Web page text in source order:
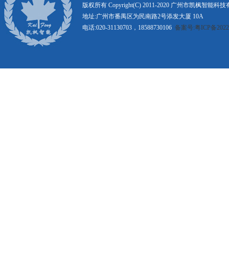
版权所有 Copyright(C) 2011-2020 广州市凯枫智能科技
地址:广州市番禺区为民南路2号添发大厦 10A
电话:020-31130703，18588730106备案号:粤ICP备